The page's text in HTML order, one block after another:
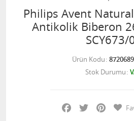
Philips Avent
Antikolik Biberon
SCY673/
Ürün Kodu
Stok Durumu
Facebook
Twitter Pinterest